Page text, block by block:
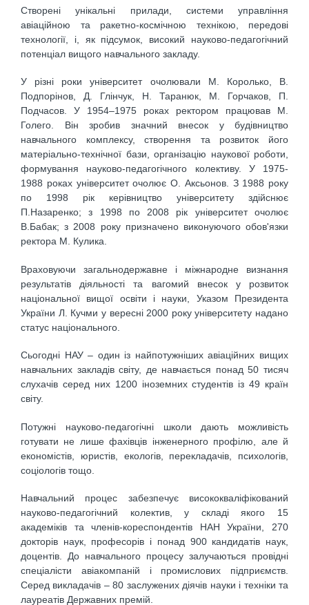
Створені унікальні прилади, системи управління
авіаційною та ракетно-космічною технікою, передові
технології, і, як підсумок, високий науково-педагогічний
потенціал вищого навчального закладу.
У різні роки університет очолювали М. Королько, В.
Подпорінов, Д. Глінчук, Н. Таранюк, М. Горчаков, П.
Подчасов. У 1954–1975 роках ректором працював М.
Голего. Він зробив значний внесок у будівництво
навчального комплексу, створення та розвиток його
матеріально-технічної бази, організацію наукової роботи,
формування науково-педагогічного колективу. У 1975-
1988 роках університет очолює О. Аксьонов. З 1988 року
по 1998 рік керівництво університету здійснює
П.Назаренко; з 1998 по 2008 рік університет очолює
В.Бабак; з 2008 року призначено виконуючого обов'язки
ректора М. Кулика.
Враховуючи загальнодержавне і міжнародне визнання
результатів діяльності та вагомий внесок у розвиток
національної вищої освіти і науки, Указом Президента
України Л. Кучми у вересні 2000 року університету надано
статус національного.
Сьогодні НАУ – один із найпотужніших авіаційних вищих
навчальних закладів світу, де навчається понад 50 тисяч
слухачів серед них 1200 іноземних студентів із 49 країн
світу.
Потужні науково-педагогічні школи дають можливість
готувати не лише фахівців інженерного профілю, але й
економістів, юристів, екологів, перекладачів, психологів,
соціологів тощо.
Навчальний процес забезпечує висококваліфікований
науково-педагогічний колектив, у складі якого 15
академіків та членів-кореспондентів НАН України, 270
докторів наук, професорів і понад 900 кандидатів наук,
доцентів. До навчального процесу залучаються провідні
спеціалісти авіакомпаній і промислових підприємств.
Серед викладачів – 80 заслужених діячів науки і техніки та
лауреатів Державних премій.